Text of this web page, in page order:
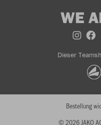
WE
Dieser
© 2026 JAKO
Bestellung